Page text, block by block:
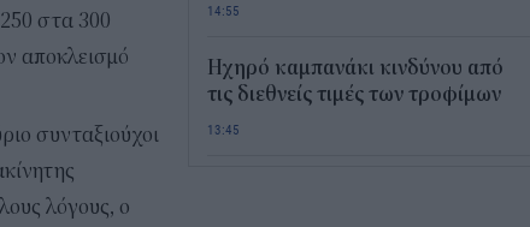
στα 300
αποκλεισμό
συνταξιούχοι
λόγους, ο
14:55
Ηχηρό καμπανάκι κινδύνου από
τις διεθνείς τιμές των τροφίμων
13:45